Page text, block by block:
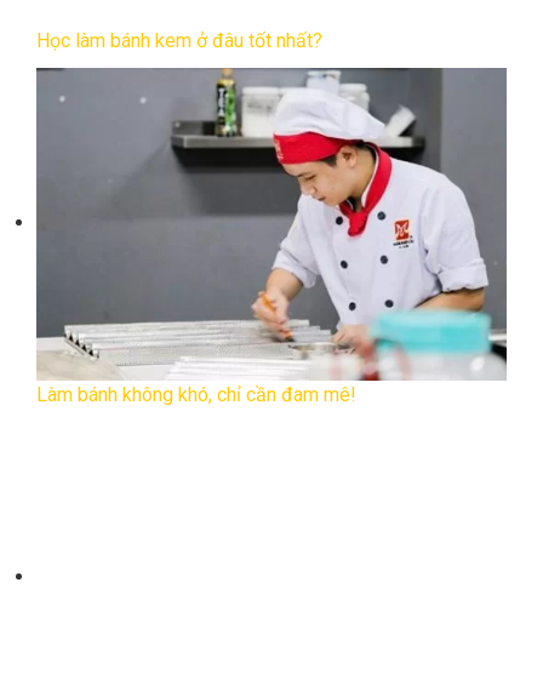
Học làm bánh kem ở đâu tốt nhất?
Làm bánh không khó, chỉ cần đam mê!